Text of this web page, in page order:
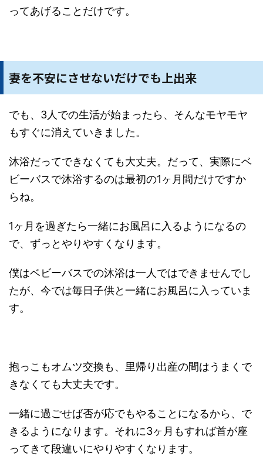
ってあげることだけです。
妻を不安にさせないだけでも上出来
でも、3人での生活が始まったら、そんなモヤモヤ
もすぐに消えていきました。
沐浴だってできなくても大丈夫。だって、実際にベ
ビーバスで沐浴するのは最初の1ヶ月間だけですか
らね。
1ヶ月を過ぎたら一緒にお風呂に入るようになるの
で、ずっとやりやすくなります。
僕はベビーバスでの沐浴は一人ではできませんでし
たが、今では毎日子供と一緒にお風呂に入っていま
す。
抱っこもオムツ交換も、里帰り出産の間はうまくで
きなくても大丈夫です。
一緒に過ごせば否が応でもやることになるから、で
きるようになります。それに3ヶ月もすれば首が座
ってきて段違いにやりやすくなります。